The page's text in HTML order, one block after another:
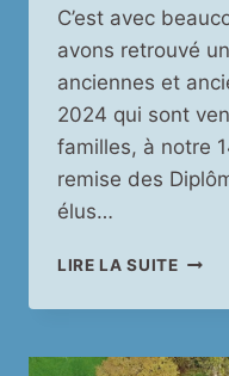
C’est avec
avons retrouvé
anciennes et
2024 qui sont
familles, à notre
remise des
élus…
LIRE LA SUITE
2024